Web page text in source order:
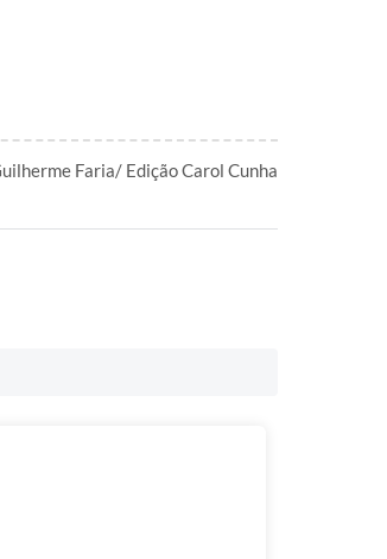
Faria/ Edição Carol Cunha